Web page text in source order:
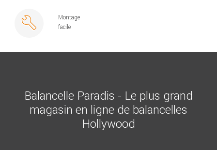
Montage
facile
Balancelle Paradis - Le plus grand
magasin en ligne de balancelles
Hollywood